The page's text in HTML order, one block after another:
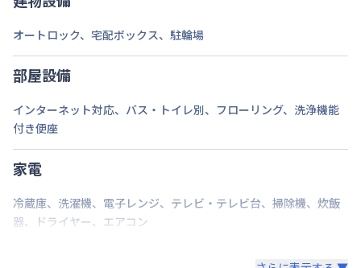
い。
・全部屋レイトチェックアウト付。翌日昼12時退去
ベッド、冷蔵庫、電子レンジ、照明、ケトル、コン
ロ、イス、テーブル、テレビ台、カーテンを標準装
備。
▼キッチン・掃除用品
コップ、スプーン、フォーク、お箸、しゃもじ、茶
碗・皿、洗濯用洗剤、洗濯カゴ、固形石鹸、石鹸スタ
ンド、スリッパ、トイレットペーパー、ゴミ箱、ゴミ
袋（45ℓ）、消臭剤、傘など
▼寝具・リネン
オートロック、 宅配ボックス、 駐輪場
部屋設備
インターネット対応、 バス・トイレ別、 フローリング、 洗浄機能
付き便座
家電
冷蔵庫、 洗濯機、 電子レンジ、 テレビ・テレビ台、 掃除機、 炊飯
器、 ドライヤー、 エアコン